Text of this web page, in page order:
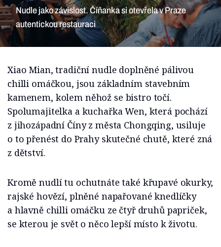
Nudle jako závislost. Číňanka si otevřela v Praze
autentickou restauraci
Xiao Mian, tradiční nudle doplněné pálivou
chilli omáčkou, jsou základním stavebním
kamenem, kolem něhož se bistro točí.
Spolumajitelka a kuchařka Wen, která pochází
z jihozápadní Číny z města Chongqing, usiluje
o to přenést do Prahy skutečné chutě, které zná
z dětství.
Kromě nudlí tu ochutnáte také křupavé okurky,
rajské hovězí, plněné napařované knedlíčky
a hlavně chilli omáčku ze čtyř druhů papriček,
se kterou je svět o něco lepší místo k životu.